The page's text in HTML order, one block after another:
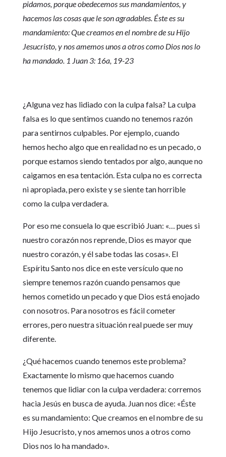
pidamos, porque obedecemos sus mandamientos, y
hacemos las cosas que le son agradables. Éste es su
mandamiento: Que creamos en el nombre de su Hijo
Jesucristo, y nos amemos unos a otros como Dios nos lo
ha mandado. 1 Juan 3: 16a, 19-23
¿Alguna vez has lidiado con la culpa falsa? La culpa
falsa es lo que sentimos cuando no tenemos razón
para sentirnos culpables. Por ejemplo, cuando
hemos hecho algo que en realidad no es un pecado, o
porque estamos siendo tentados por algo, aunque no
caigamos en esa tentación. Esta culpa no es correcta
ni apropiada, pero existe y se siente tan horrible
como la culpa verdadera.
Por eso me consuela lo que escribió Juan: «… pues si
nuestro corazón nos reprende, Dios es mayor que
nuestro corazón, y él sabe todas las cosas». El
Espíritu Santo nos dice en este versículo que no
siempre tenemos razón cuando pensamos que
hemos cometido un pecado y que Dios está enojado
con nosotros. Para nosotros es fácil cometer
errores, pero nuestra situación real puede ser muy
diferente.
¿Qué hacemos cuando tenemos este problema?
Exactamente lo mismo que hacemos cuando
tenemos que lidiar con la culpa verdadera: corremos
hacia Jesús en busca de ayuda. Juan nos dice: «Éste
es su mandamiento: Que creamos en el nombre de su
Hijo Jesucristo, y nos amemos unos a otros como
Dios nos lo ha mandado».